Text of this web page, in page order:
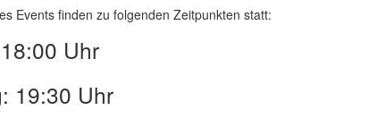
Events finden zu folgenden Zeitpunkten statt:
Uhr
19:30 Uhr